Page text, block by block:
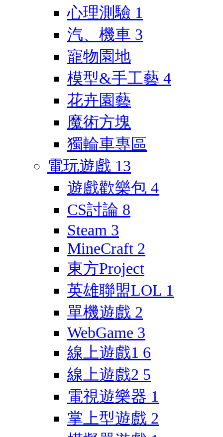
心理測驗 1
汽、機車 3
寵物園地
模型&手工藝 4
花卉園藝
魔術方塊
獨輪車專區
電玩遊戲 13
遊戲歡樂包 4
CS討論 8
Steam 3
MineCraft 2
東方Project
英雄聯盟LOL 1
單機遊戲 2
WebGame 3
線上遊戲1 6
線上遊戲2 5
電視遊樂器 1
掌上型遊戲 2